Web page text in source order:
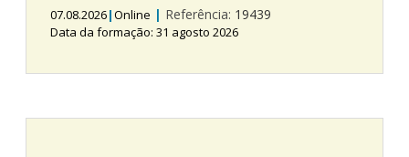
07.08.2026|Online | Referência: 19439
Data da formação: 31 agosto 2026